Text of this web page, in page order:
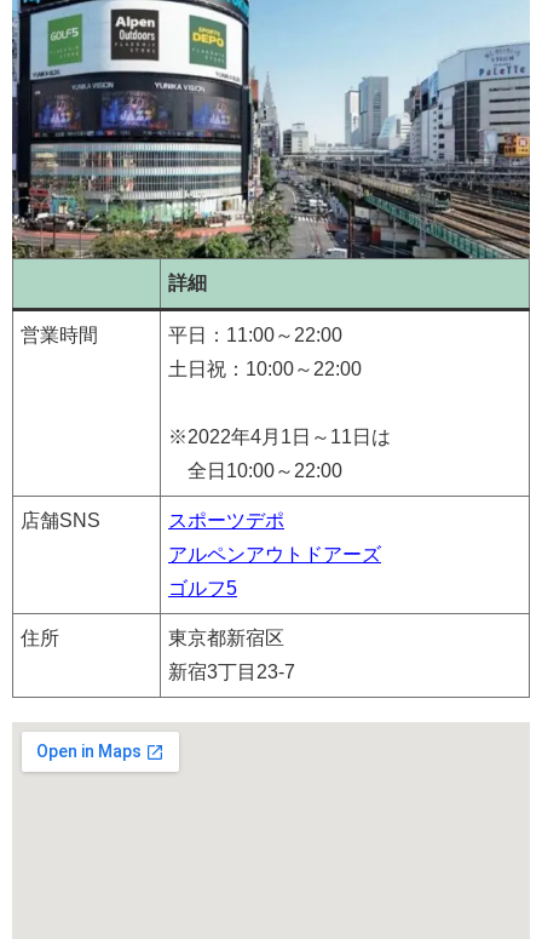
詳細
営業時間
平日：11:00～22:00
土日祝：10:00～22:00
※2022年4月1日～11日は
全日10:00～22:00
店舗SNS
スポーツデポ
アルペンアウトドアーズ
ゴルフ5
住所
東京都新宿区
新宿3丁目23-7